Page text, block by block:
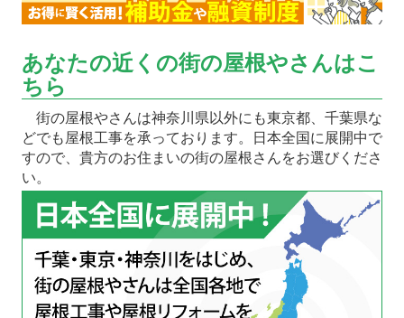
あなたの近くの街の屋根やさんはこ
ちら
街の屋根やさんは神奈川県以外にも東京都、千葉県な
どでも屋根工事を承っております。日本全国に展開中で
すので、貴方のお住まいの街の屋根さんをお選びくださ
い。